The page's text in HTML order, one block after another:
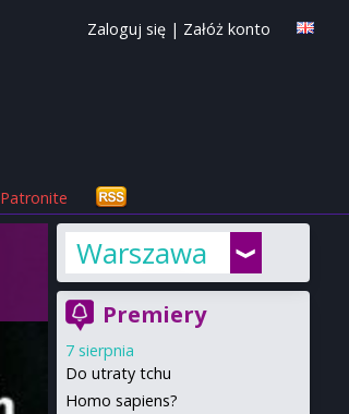
Zaloguj się | Załóż konto
Patronite
Warszawa
Premiery
7 sierpnia
Do utraty tchu
Homo sapiens?